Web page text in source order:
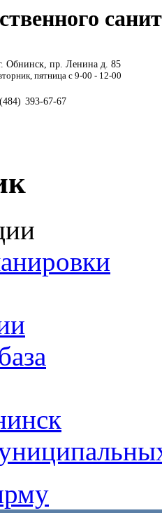
Обнинск, пр. Ленина д. 85
пятница с 9-00 - 12-00
(484) 393-67-67